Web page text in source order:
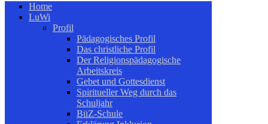
Home
LuWi
Profil
Pädagogisches Profil
Das christliche Profil
Der Religionspädagogische
Arbeitskreis
Gebet und Gottesdienst
Spiritueller Weg durch das
Schuljahr
BüZ-Schule